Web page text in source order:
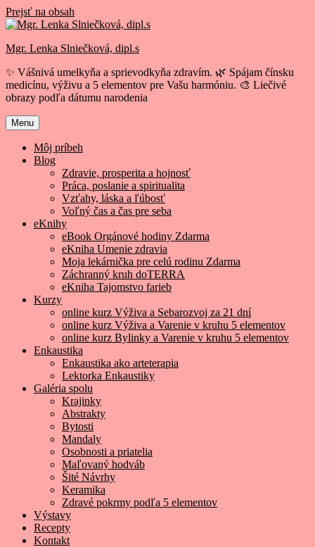
Prejsť na obsah
Mgr. Lenka Slniečková, dipl.s
✨ Vášnivá umelkyňa a sprievodkyňa zdravím. 🌿 Spájam čínsku
medicínu, výživu a 5 elementov pre Vašu harmóniu. 🎨 Liečivé
obrazy podľa dátumu narodenia
Menu
Môj príbeh
Blog
Zdravie, prosperita a hojnosť
Práca, poslanie a spiritualita
Vzťahy, láska a ľúbosť
Voľný čas a čas pre seba
eKnihy
eBook Orgánové hodiny Zdarma
eKniha Umenie zdravia
Moja lekárnička pre celú rodinu Zdarma
Záchranný kruh doTERRA
eKniha Tajomstvo farieb
Kurzy
online kurz Výživa a Sebarozvoj za 21 dní
online kurz Výživa a Varenie v kruhu 5 elementov
online kurz Bylinky a Varenie v kruhu 5 elementov
Enkaustika
Enkaustika ako arteterapia
Lektorka Enkaustiky
Galéria spolu
Krajinky
Abstrakty
Bytosti
Mandaly
Osobnosti a priatelia
Maľovaný hodváb
Šité Návrhy
Keramika
Zdravé pokrmy podľa 5 elementov
Výstavy
Recepty
Kontakt